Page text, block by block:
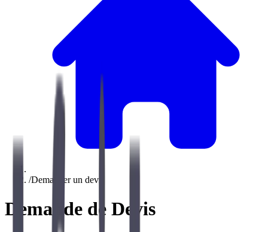
/Demander un devis
Demande de Devis